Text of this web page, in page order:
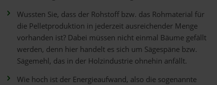
Wussten Sie, dass der Rohstoff bzw. das Rohmaterial für
die Pelletproduktion in jederzeit ausreichender Menge
vorhanden ist? Dabei müssen nicht einmal Bäume gefällt
werden, denn hier handelt es sich um Sägespäne bzw.
Sägemehl, das in der Holzindustrie ohnehin anfällt.
Wie hoch ist der Energieaufwand, also die sogenannte